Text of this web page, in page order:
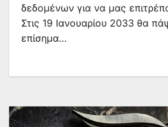
δεδομένων για να μας
Στις 19 Ιανουαρίου 2033 θα
επίσημα…